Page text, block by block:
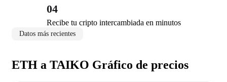
04
Recibe tu cripto intercambiada en minutos
Datos más recientes
ETH a TAIKO Gráfico de precios